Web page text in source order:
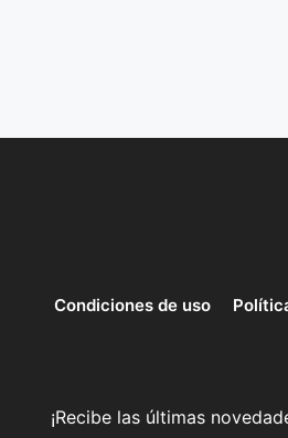
Condiciones de uso
¡Recibe las últimas